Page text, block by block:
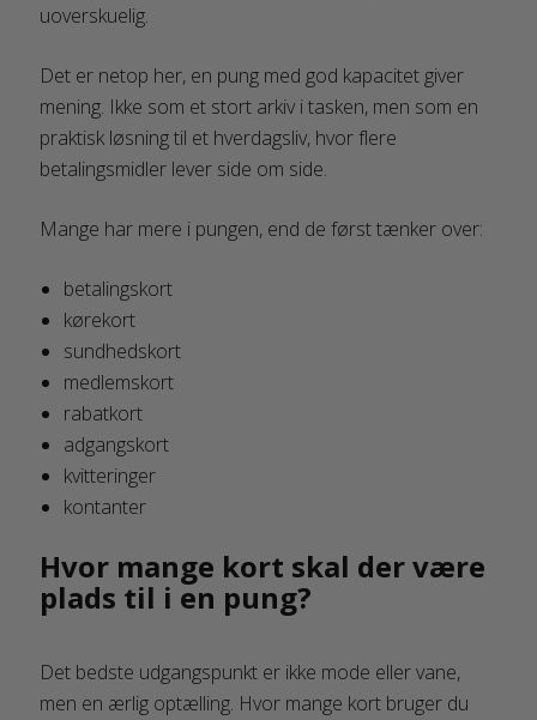
uoverskuelig.
Det er netop her, en pung med god kapacitet giver
mening. Ikke som et stort arkiv i tasken, men som en
praktisk løsning til et hverdagsliv, hvor flere
betalingsmidler lever side om side.
Mange har mere i pungen, end de først tænker over:
betalingskort
kørekort
sundhedskort
medlemskort
rabatkort
adgangskort
kvitteringer
kontanter
Hvor mange kort skal der være
plads til i en pung?
Det bedste udgangspunkt er ikke mode eller vane,
men en ærlig optælling. Hvor mange kort bruger du